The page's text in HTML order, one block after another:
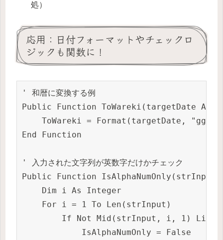
処）
応用：日付フォーマットやチェックロ
ジックも関数に！
' 和暦に変換する例
Public Function ToWareki(targetDate As
ToWareki = Format(targetDate, "gggee
End Function
' 入力された文字列が英数字だけかチェック
Public Function IsAlphaNumOnly(strInput
    Dim i As Integer
    For i = 1 To Len(strInput)
If Not Mid(strInput, i, 1) Like
            IsAlphaNumOnly = False